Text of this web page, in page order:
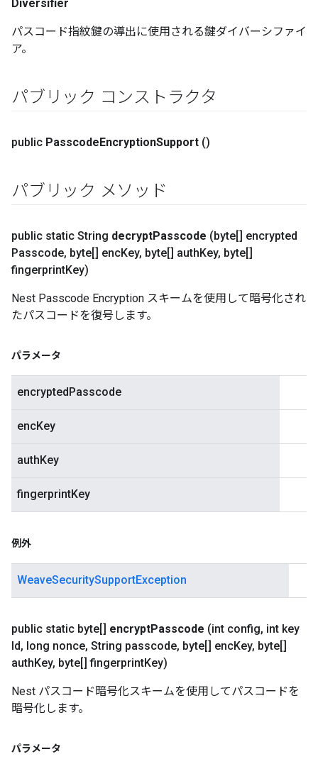
Diversifier
パスコード指紋鍵の導出に使用される鍵ダイバーシファイ
ア。
パブリック コンストラクタ
public PasscodeEncryptionSupport ()
パブリック メソッド
public static String decryptPasscode (byte[] encrypted
Passcode, byte[] encKey, byte[] authKey, byte[]
fingerprintKey)
Nest Passcode Encryption スキームを使用して暗号化され
たパスコードを復号します。
パラメータ
encryptedPasscode
encKey
authKey
fingerprintKey
例外
WeaveSecuritySupportException
public static byte[] encryptPasscode (int config, int key
Id, long nonce, String passcode, byte[] encKey, byte[]
authKey, byte[] fingerprintKey)
Nest パスコード暗号化スキームを使用してパスコードを
暗号化します。
パラメータ